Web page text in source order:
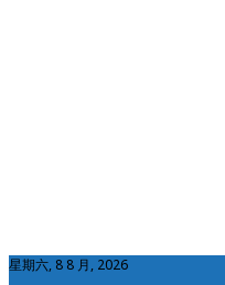
星期六, 8 8 月, 2026